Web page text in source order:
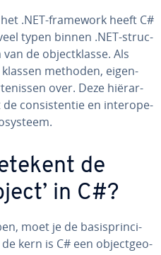
.NET-framework heeft C#
typen binnen .NET-struc­
de ob­ject­klas­se. Als
methoden, ei­gen­
over. Deze hi­ë­rar­
con­sis­ten­tie en in­ter­o­pe­
de
in C#?
moet je de ba­sis­prin­ci­
kern is C# een ob­ject­ge­o­